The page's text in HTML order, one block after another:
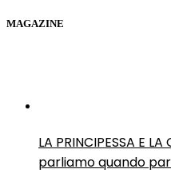
MAGAZINE
LA PRINCIPESSA E
parliamo quando